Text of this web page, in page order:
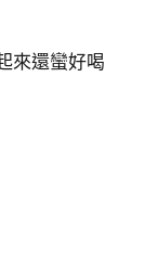
來還蠻好喝